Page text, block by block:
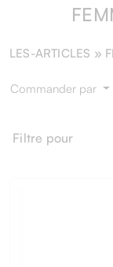
LES-ARTICLES »
Commander par
Filtre pour